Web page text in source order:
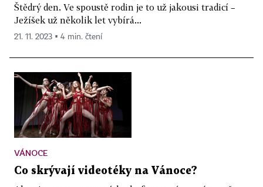
Štědrý den. Ve spoustě rodin je to už jakousi tradicí –
Ježíšek už několik let vybírá...
21. 11. 2023 ▪ 4 min. čtení
VÁNOCE
Co skrývají videotéky na Vánoce?